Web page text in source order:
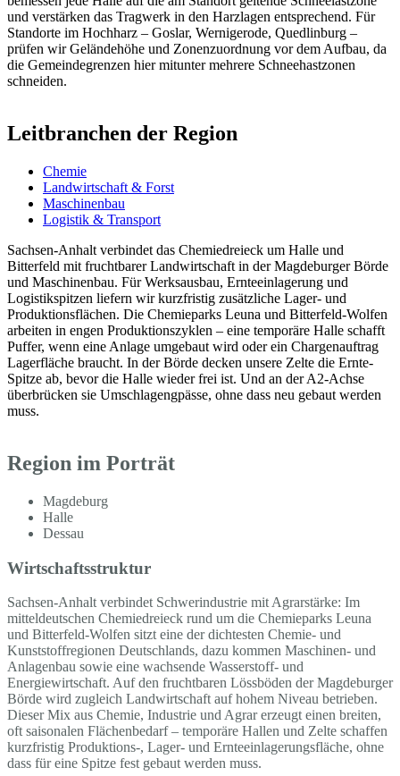
und verstärken das Tragwerk in den Harzlagen entsprechend. Für
Standorte im Hochharz – Goslar, Wernigerode, Quedlinburg –
prüfen wir Geländehöhe und Zonenzuordnung vor dem Aufbau, da
die Gemeindegrenzen hier mitunter mehrere Schneehastzonen
schneiden.
Leitbranchen der Region
Chemie
Landwirtschaft & Forst
Maschinenbau
Logistik & Transport
Sachsen-Anhalt verbindet das Chemiedreieck um Halle und
Bitterfeld mit fruchtbarer Landwirtschaft in der Magdeburger Börde
und Maschinenbau. Für Werksausbau, Ernteeinlagerung und
Logistikspitzen liefern wir kurzfristig zusätzliche Lager- und
Produktionsflächen. Die Chemieparks Leuna und Bitterfeld-Wolfen
arbeiten in engen Produktionszyklen – eine temporäre Halle schafft
Puffer, wenn eine Anlage umgebaut wird oder ein Chargenauftrag
Lagerfläche braucht. In der Börde decken unsere Zelte die Ernte-
Spitze ab, bevor die Halle wieder frei ist. Und an der A2-Achse
überbrücken sie Umschlagengpässe, ohne dass neu gebaut werden
muss.
Region im Porträt
Magdeburg
Halle
Dessau
Wirtschaftsstruktur
Sachsen-Anhalt verbindet Schwerindustrie mit Agrarstärke: Im
mitteldeutschen Chemiedreieck rund um die Chemieparks Leuna
und Bitterfeld-Wolfen sitzt eine der dichtesten Chemie- und
Kunststoffregionen Deutschlands, dazu kommen Maschinen- und
Anlagenbau sowie eine wachsende Wasserstoff- und
Energiewirtschaft. Auf den fruchtbaren Lössböden der Magdeburger
Börde wird zugleich Landwirtschaft auf hohem Niveau betrieben.
Dieser Mix aus Chemie, Industrie und Agrar erzeugt einen breiten,
oft saisonalen Flächenbedarf – temporäre Hallen und Zelte schaffen
kurzfristig Produktions-, Lager- und Ernteeinlagerungsfläche, ohne
dass für eine Spitze fest gebaut werden muss.